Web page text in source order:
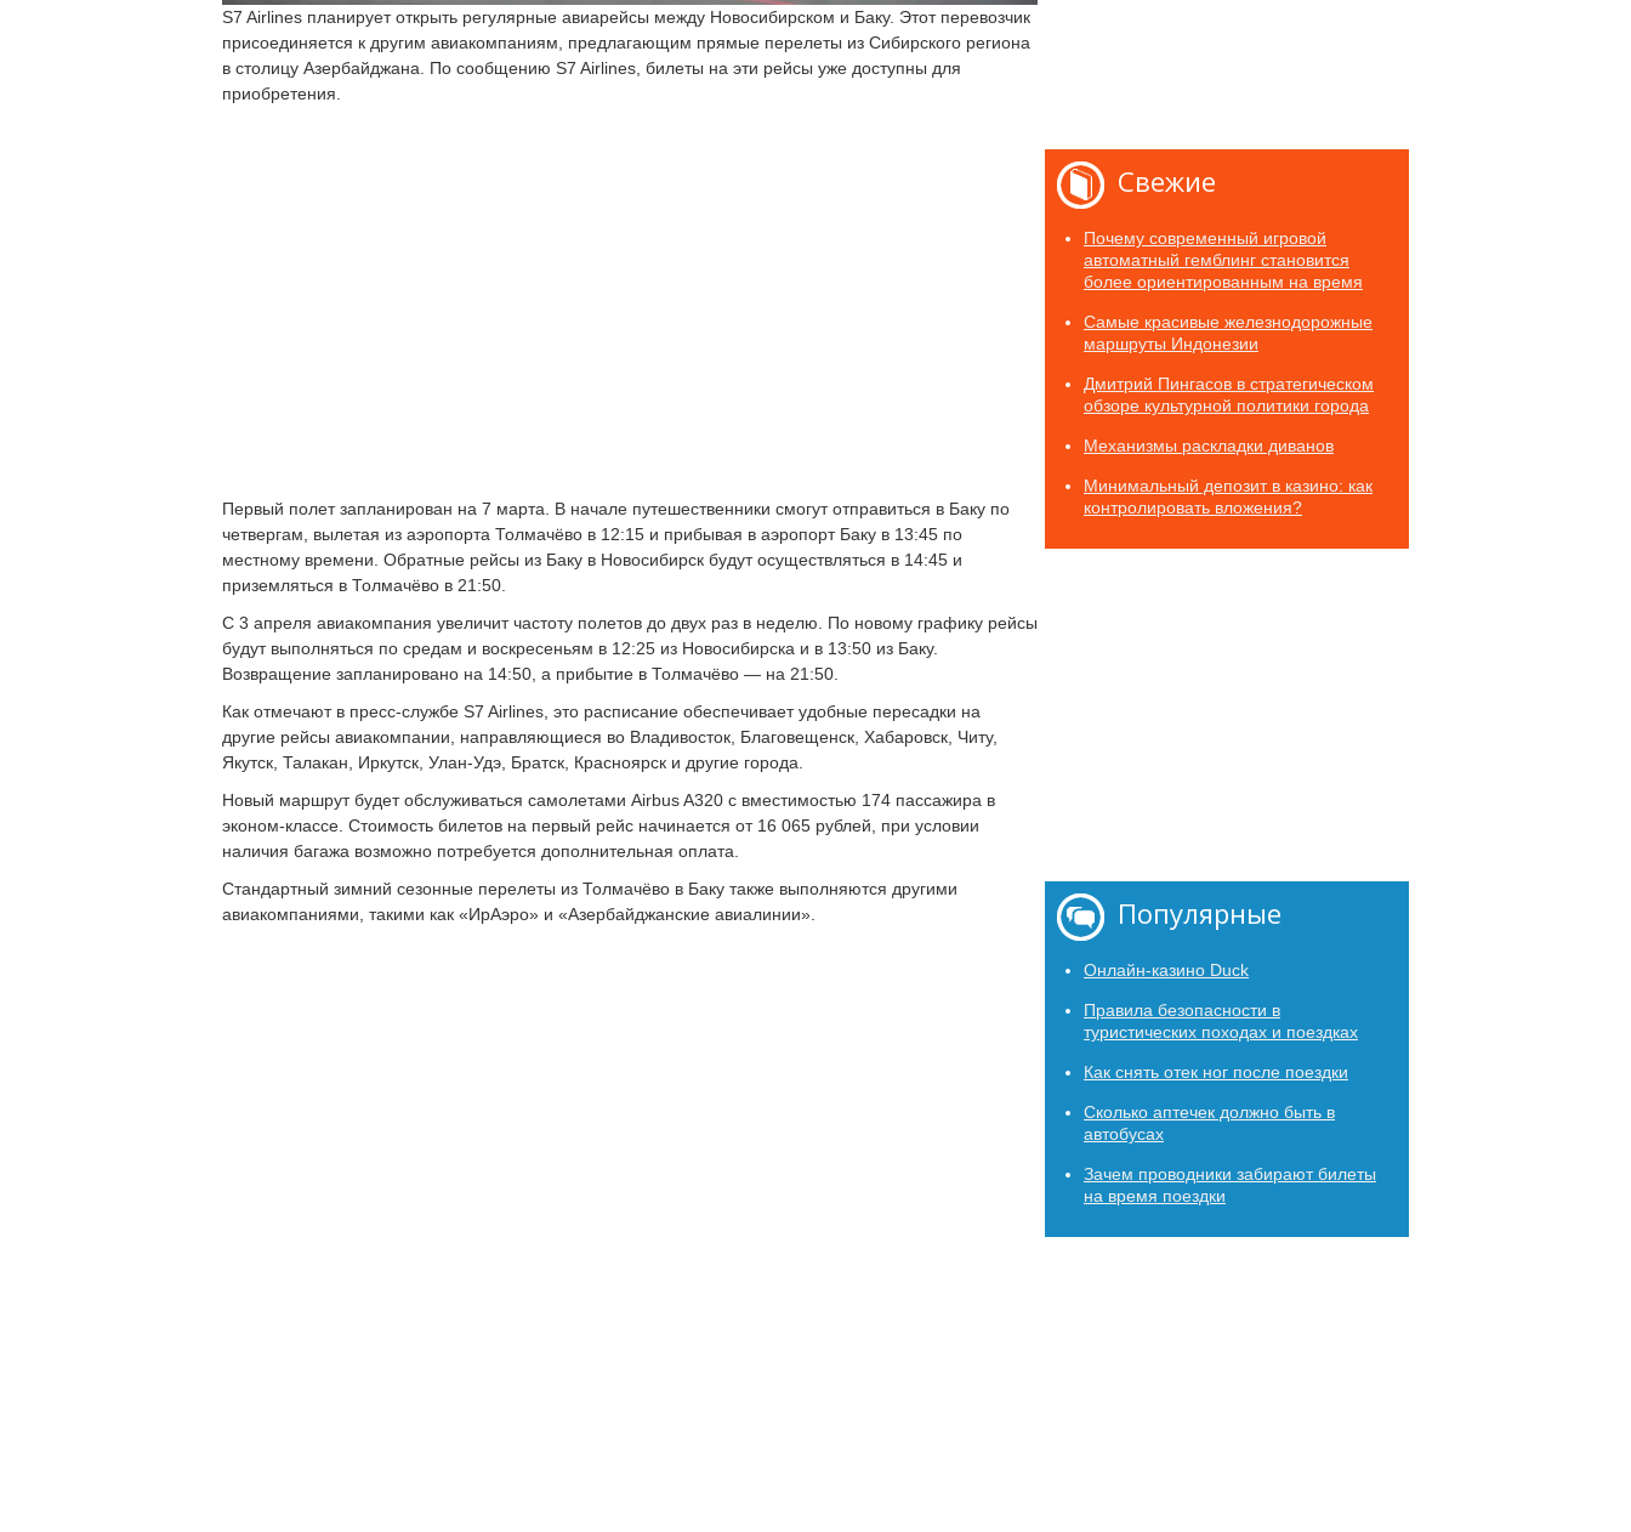
S7 Airlines планирует открыть регулярные авиарейсы между Новосибирском и Баку. Этот перевозчик
присоединяется к другим авиакомпаниям, предлагающим прямые перелеты из Сибирского региона
в столицу Азербайджана. По сообщению S7 Airlines, билеты на эти рейсы уже доступны для
приобретения.
Первый полет запланирован на 7 марта. В начале путешественники смогут отправиться в Баку по
четвергам, вылетая из аэропорта Толмачёво в 12:15 и прибывая в аэропорт Баку в 13:45 по
местному времени. Обратные рейсы из Баку в Новосибирск будут осуществляться в 14:45 и
приземляться в Толмачёво в 21:50.
С 3 апреля авиакомпания увеличит частоту полетов до двух раз в неделю. По новому графику рейсы
будут выполняться по средам и воскресеньям в 12:25 из Новосибирска и в 13:50 из Баку.
Возвращение запланировано на 14:50, а прибытие в Толмачёво — на 21:50.
Как отмечают в пресс-службе S7 Airlines, это расписание обеспечивает удобные пересадки на
другие рейсы авиакомпании, направляющиеся во Владивосток, Благовещенск, Хабаровск, Читу,
Якутск, Талакан, Иркутск, Улан-Удэ, Братск, Красноярск и другие города.
Новый маршрут будет обслуживаться самолетами Airbus A320 с вместимостью 174 пассажира в
эконом-классе. Стоимость билетов на первый рейс начинается от 16 065 рублей, при условии
наличия багажа возможно потребуется дополнительная оплата.
Стандартный зимний сезонные перелеты из Толмачёво в Баку также выполняются другими
авиакомпаниями, такими как «ИрАэро» и «Азербайджанские авиалинии».
Свежие
Почему современный игровой
автоматный гемблинг становится
более ориентированным на время
Самые красивые железнодорожные
маршруты Индонезии
Дмитрий Пингасов в стратегическом
обзоре культурной политики города
Механизмы раскладки диванов
Минимальный депозит в казино: как
контролировать вложения?
Популярные
Онлайн-казино Duck
Правила безопасности в
туристических походах и поездках
Как снять отек ног после поездки
Сколько аптечек должно быть в
автобусах
Зачем проводники забирают билеты
на время поездки